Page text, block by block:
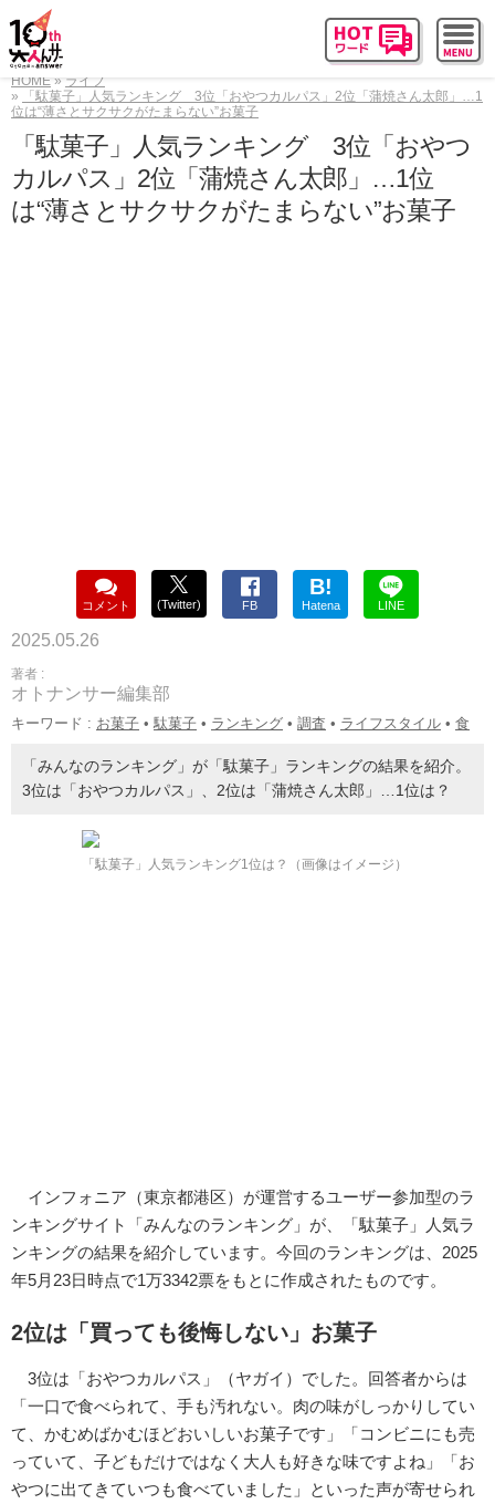
HOME
ライフ
「駄菓子」人気ランキング 3位「おやつカルパス」2位「蒲焼さん太郎」…1
位は“薄さとサクサクがたまらない”お菓子
「駄菓子」人気ランキング 3位「おやつ
カルパス」2位「蒲焼さん太郎」…1位
は“薄さとサクサクがたまらない”お菓子
コメント (Twitter) FB
B!
Hatena LINE
2025.05.26
著者 :
オトナンサー編集部
キーワード : お菓子 • 駄菓子 • ランキング • 調査 • ライフスタイル • 食
「みんなのランキング」が「駄菓子」ランキングの結果を紹介。
3位は「おやつカルパス」、2位は「蒲焼さん太郎」…1位は？
「駄菓子」人気ランキング1位は？（画像はイメージ）
インフォニア（東京都港区）が運営するユーザー参加型のラ
ンキングサイト「みんなのランキング」が、「駄菓子」人気ラ
ンキングの結果を紹介しています。今回のランキングは、2025
年5月23日時点で1万3342票をもとに作成されたものです。
2位は「買っても後悔しない」お菓子
3位は「おやつカルパス」（ヤガイ）でした。回答者からは
「一口で食べられて、手も汚れない。肉の味がしっかりしてい
て、かむめばかむほどおいしいお菓子です」「コンビニにも売
っていて、子どもだけではなく大人も好きな味ですよね」「お
やつに出てきていつも食べていました」といった声が寄せられ